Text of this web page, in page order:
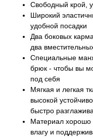
Свободный крой,
Широкий
удобной посадки
Два боковых
два
Специальные
брюк - чтобы вы
под себя
Мягкая и легкая
высокой
быстро
Материал хорошо
влагу и